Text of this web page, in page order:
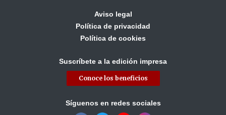
Aviso legal
Política de privacidad
Política de cookies
Suscríbete a la edición impresa
Conoce los beneficios
Síguenos en redes sociales